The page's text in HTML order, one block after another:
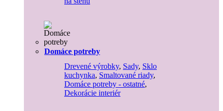
Domáce potreby
Drevené výrobky, Sady, Sklo
kuchynka, Smaltované riady,
Domáce potreby - ostatné,
Dekorácie interiér